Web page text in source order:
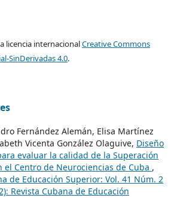
licencia internacionalCreative Commons
SinDerivadas 4.0.
Fernández Alemán, Elisa Martínez
Vicenta González Olaguive, Diseño
evaluar la calidad de la Superación
el Centro de Neurociencias de Cuba ,
de Educación Superior: Vol. 41 Núm. 2
Revista Cubana de Educación